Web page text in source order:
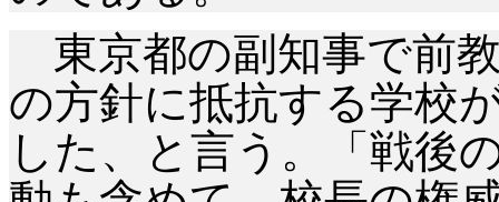
東京都の副知事で前
の方針に抵抗する学校
した、と言う。「戦後